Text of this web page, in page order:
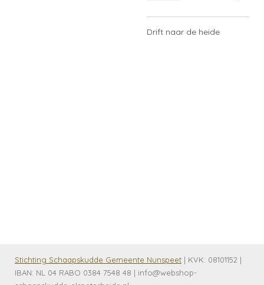
Drift naar de heide
Stichting Schaapskudde Gemeente Nunspeet | KVK: 08101152 |
IBAN: NL 04 RABO 0384 7548 48 | info@webshop-